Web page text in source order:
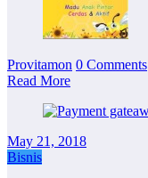
Provitamon 0 Comments
Read More
May 21, 2018
Bisnis